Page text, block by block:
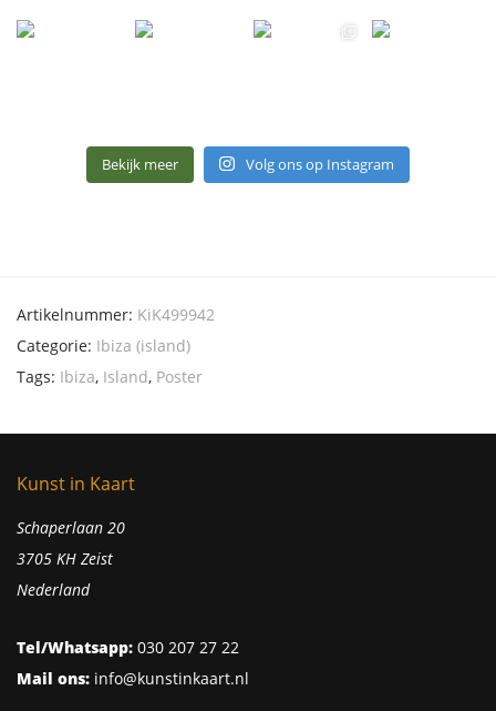
Bekijk meer Volg ons op Instagram
Artikelnummer: KiK499942
Categorie: Ibiza (island)
Tags: Ibiza, Island, Poster
Kunst in Kaart
Schaperlaan 20
3705 KH Zeist
Nederland
Tel/Whatsapp: 030 207 27 22
Mail ons: info@kunstinkaart.nl